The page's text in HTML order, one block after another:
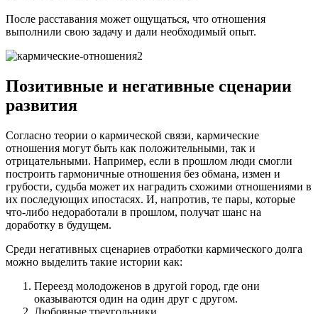
После расставания может ощущаться, что отношения
выполнили свою задачу и дали необходимый опыт.
Позитивные и негативные сценарии
развития
Согласно теории о кармической связи, кармические
отношения могут быть как положительными, так и
отрицательными. Например, если в прошлом люди смогли
построить гармоничные отношения без обмана, измен и
грубости, судьба может их наградить схожими отношениями в
их последующих ипостасях. И, напротив, те пары, которые
что-либо недоработали в прошлом, получат шанс на
доработку в будущем.
Среди негативных сценариев отработки кармического долга
можно выделить такие истории как:
Переезд молодоженов в другой город, где они
оказываются один на один друг с другом.